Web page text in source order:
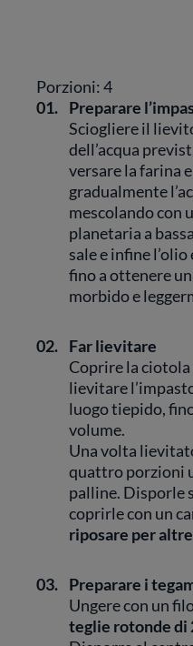
Porzioni: 4
01. Preparare
Sciogliere il
dell’acqua
versare la farina
gradualmente
mescolando con
planetaria a
sale e infine
fino a ottenere un
morbido e
02. Far lievitare
Coprire la
lievitare
luogo tiepido,
volume.
Una volta
quattro porzioni
palline. Disporle
coprirle con un
riposare per
03. Preparare i
Ungere con un
teglie rotonde di